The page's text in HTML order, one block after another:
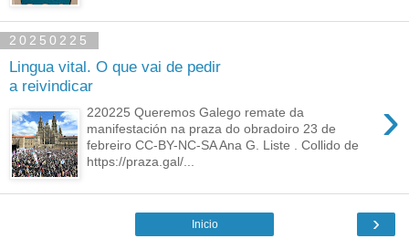
20250225
Lingua vital. O que vai de pedir
a reivindicar
›
220225 Queremos Galego remate da
manifestación na praza do obradoiro 23 de
febreiro CC-BY-NC-SA Ana G. Liste . Collido de
https://praza.gal/...
›
Inicio